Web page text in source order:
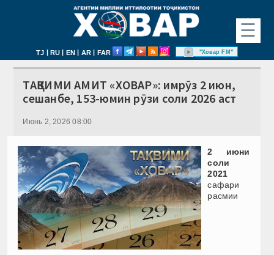
☰
TJ | RU | EN | AR | FAR "Ховар FM"
ТАҚВИМИ АМИТ «ХОВАР»: имрӯз 2 июн,
сешанбе, 153-юмин рӯзи соли 2026 аст
Июнь 2, 2026 08:00
2 июни
соли
2021
сафари
расмии